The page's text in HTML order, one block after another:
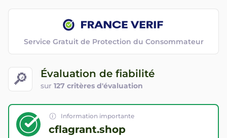
🔎 Évaluation de fiabilité
sur 127 critères d'évaluation
Service Gratuit de Protection du Consommateur
Information importante
cflagrant.shop